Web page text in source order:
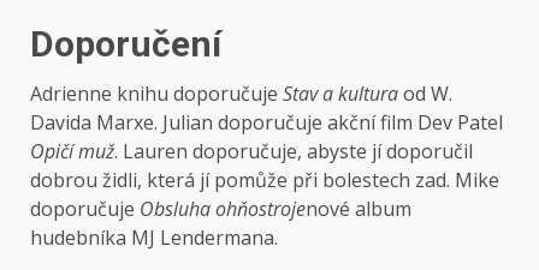
Doporučení
Adrienne knihu doporučuje Stav a kulturaod W.
Davida Marxe. Julian doporučuje akční film Dev Patel
Opičí muž. Lauren doporučuje, abyste jí doporučil
dobrou židli, která jí pomůže při bolestech zad. Mike
doporučuje Obsluha ohňostrojenové album
hudebníka MJ Lendermana.